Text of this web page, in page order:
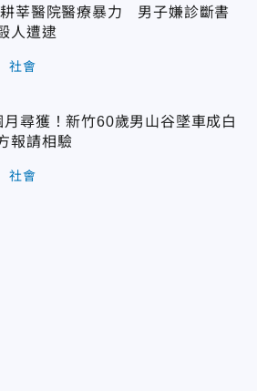
莘醫院醫療暴力 男子嫌診斷書
人遭逮
社會
月尋獲！新竹60歲男山谷墜車成白
報請相驗
社會